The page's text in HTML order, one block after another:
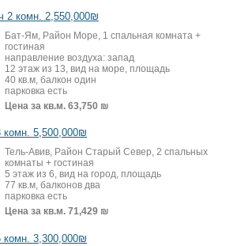
2 комн. 2,550,000₪
Бат-Ям, Район Море, 1 спальная комната +
гостиная
направление воздуха: запад
12 этаж из 13, вид на море, площадь
40 кв.м, балкон один
парковка есть
Цена за кв.м. 63,750 ₪
комн. 5,500,000₪
Тель-Авив, Район Старый Север, 2 спальных
комнаты + гостиная
5 этаж из 6, вид на город, площадь
77 кв.м, балконов два
парковка есть
Цена за кв.м. 71,429 ₪
комн. 3,300,000₪